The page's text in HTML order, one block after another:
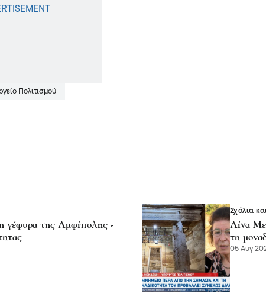
Πολιτισμού
γέφυρα της Αμφίπολης -
Σχόλια
Λίνα
τη
05 Αυγ